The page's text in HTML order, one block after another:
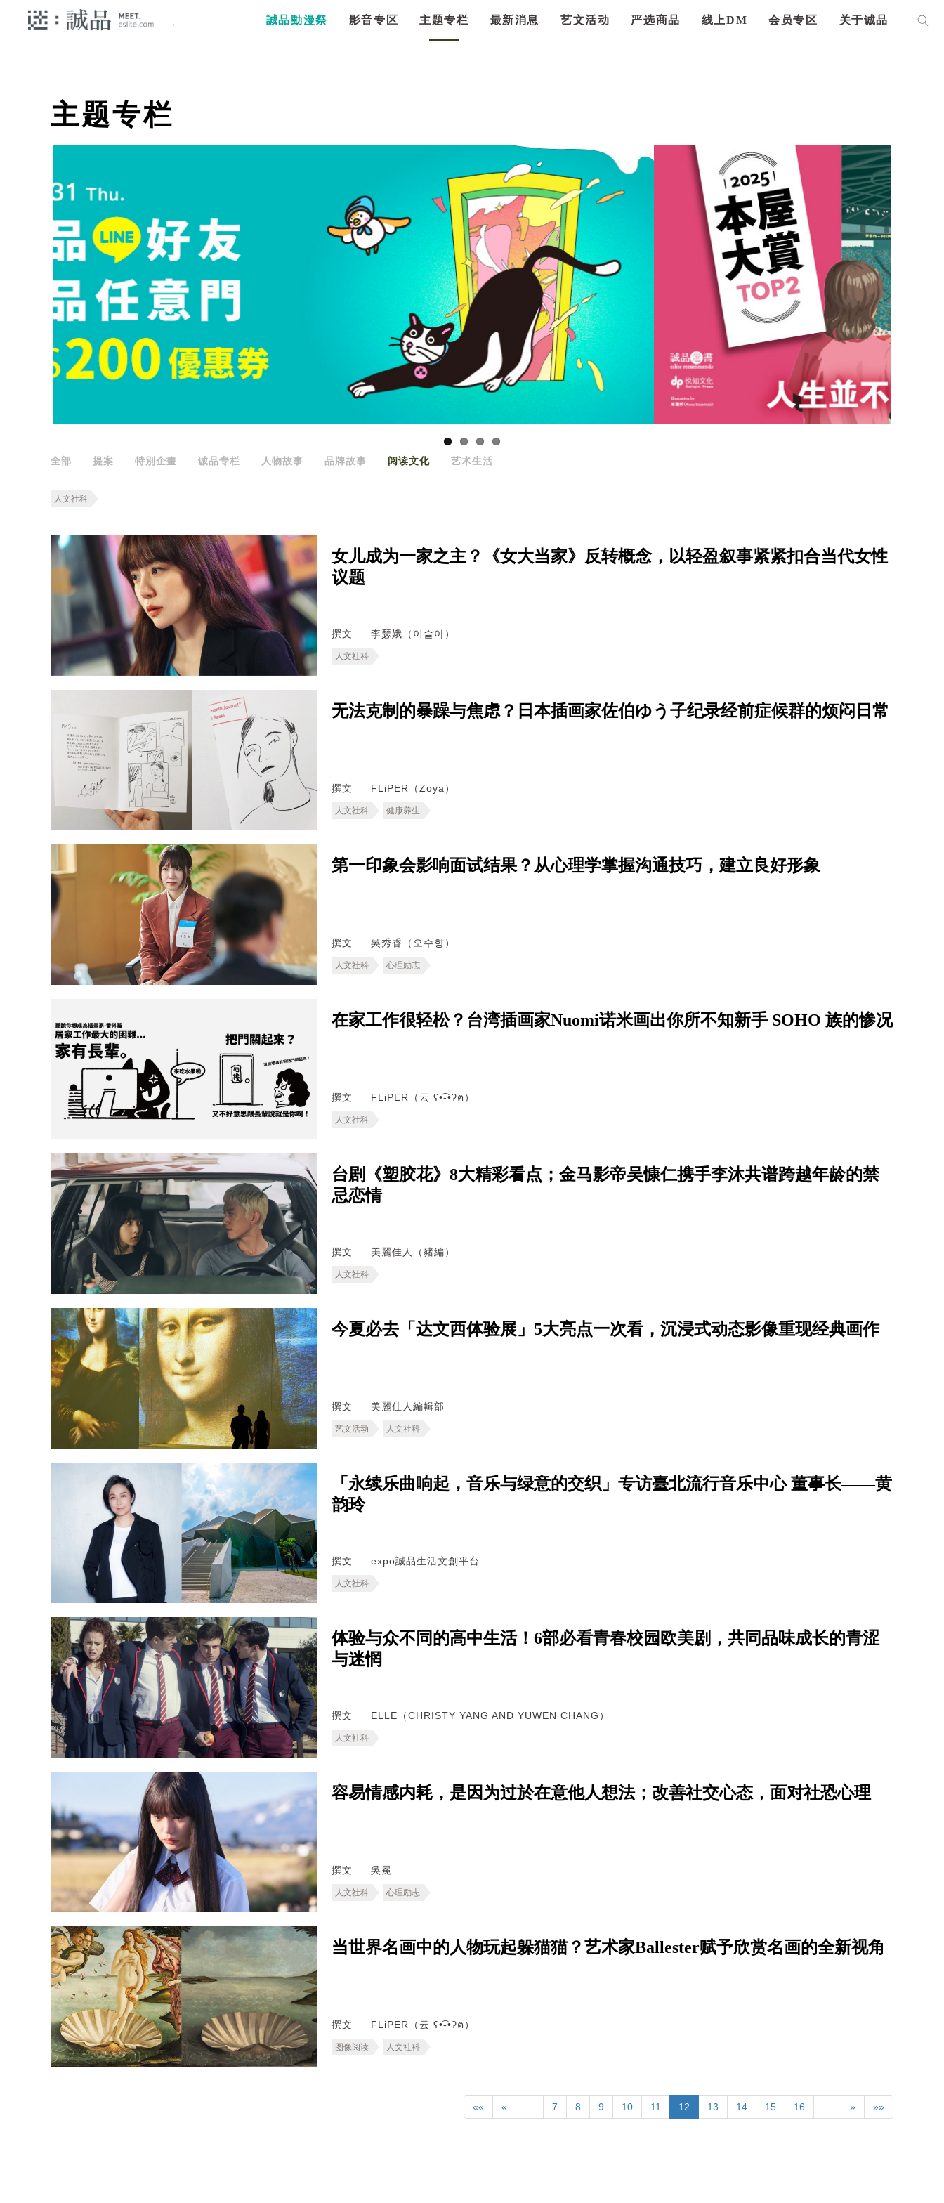
誠品動漫祭 影音专区 主题专栏 最新消息 艺文活动 严选商品 线上DM 会员专区 关于诚品
主题专栏
全部 提案 特別企畫 诚品专栏 人物故事 品牌故事 阅读文化 艺术生活
人文社科
女儿成为一家之主？《女大当家》反转概念，以轻盈叙事紧紧扣合当代女性
议题
撰文 李瑟娥（이슬아）
人文社科
无法克制的暴躁与焦虑？日本插画家佐伯ゆう子纪录经前症候群的烦闷日常
撰文 FLiPER（Zoya）
人文社科 健康养生
第一印象会影响面试结果？从心理学掌握沟通技巧，建立良好形象
撰文 吳秀香（오수향）
人文社科 心理励志
在家工作很轻松？台湾插画家Nuomi诺米画出你所不知新手 SOHO 族的惨况
撰文 FLiPER（云 ʕ•͡-•ʔฅ）
人文社科
台剧《塑胶花》8大精彩看点；金马影帝吴慷仁携手李沐共谱跨越年龄的禁
忌恋情
撰文 美麗佳人（豬編）
人文社科
今夏必去「达文西体验展」5大亮点一次看，沉浸式动态影像重现经典画作
撰文 美麗佳人編輯部
艺文活动 人文社科
「永续乐曲响起，音乐与绿意的交织」专访臺北流行音乐中心 董事长——黄
韵玲
撰文 expo誠品生活文創平台
人文社科
体验与众不同的高中生活！6部必看青春校园欧美剧，共同品味成长的青涩
与迷惘
撰文 ELLE（CHRISTY YANG AND YUWEN CHANG）
人文社科
容易情感内耗，是因为过於在意他人想法；改善社交心态，面对社恐心理
撰文 吳冕
人文社科 心理励志
当世界名画中的人物玩起躲猫猫？艺术家Ballester赋予欣赏名画的全新视角
撰文 FLiPER（云 ʕ•͡-•ʔฅ）
图像阅读 人文社科
«« « … 7 8 9 10 11 12 13 14 15 16 … » »»